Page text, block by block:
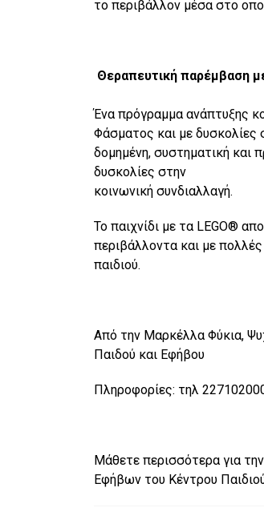
το περιβάλλον µέσα στο
Θεραπευτική παρέµβαση
Ένα πρόγραµµα ανάπτυξης
Φάσµατος και µε δυσκολίες
δοµηµένη, συστηµατική και
δυσκολίες στην
κοινωνική συνδιαλλαγή.
Το παιχνίδι µε τα LEGO®
περιβάλλοντα και µε
παιδιού.
Από την Μαρκέλλα Φύκια,
Παιδού και Εφήβου
Πληροφορίες: τηλ
Mάθετε περισσότερα για
Εφήβων του Κέντρου